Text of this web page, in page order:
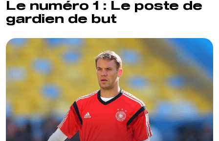
Le numéro 1 : Le poste de
gardien de but